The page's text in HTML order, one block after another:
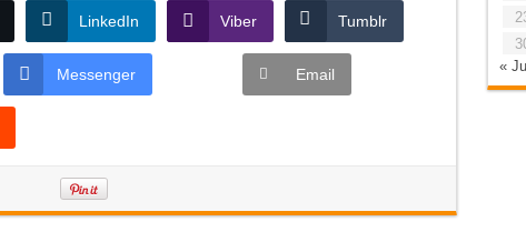
LinkedIn Viber Tumblr
Messenger Email
«